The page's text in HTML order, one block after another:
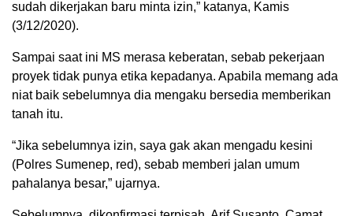
sudah dikerjakan baru minta izin,” katanya, Kamis
(3/12/2020).
Sampai saat ini MS merasa keberatan, sebab pekerjaan
proyek tidak punya etika kepadanya. Apabila memang ada
niat baik sebelumnya dia mengaku bersedia memberikan
tanah itu.
“Jika sebelumnya izin, saya gak akan mengadu kesini
(Polres Sumenep, red), sebab memberi jalan umum
pahalanya besar,” ujarnya.